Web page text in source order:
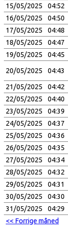
15/05/2025
04:52
16/05/2025
04:50
17/05/2025
04:48
18/05/2025
04:47
19/05/2025
04:45
20/05/2025 04:43
21/05/2025
04:42
22/05/2025
04:40
23/05/2025
04:39
24/05/2025
04:37
25/05/2025
04:36
26/05/2025
04:35
27/05/2025
04:34
28/05/2025
04:32
29/05/2025
04:31
30/05/2025
04:30
31/05/2025
04:29
<< Forrige måned